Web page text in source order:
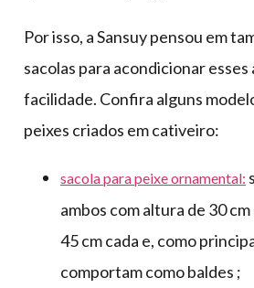
Por isso, a Sansuy pensou em
sacolas para acondicionar esses
facilidade. Confira alguns
peixes criados em cativeiro:
sacola para peixe ornamental:
ambos com altura de 30
45 cm cada e, como
comportam como baldes ;